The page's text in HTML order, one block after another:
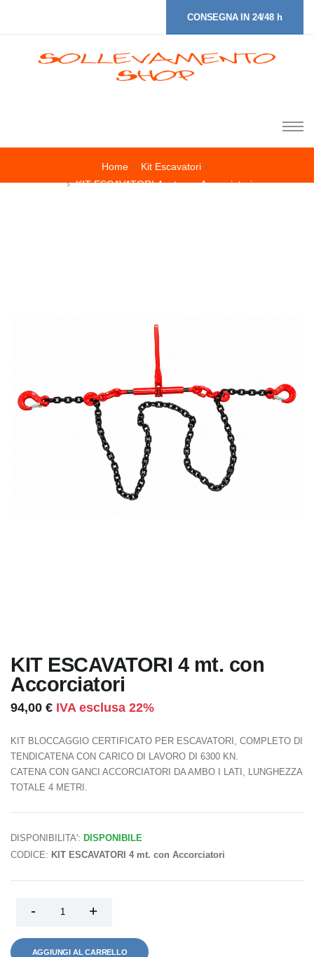
CONSEGNA IN 24/48 h
Home
Kit Escavatori
KIT ESCAVATORI 4 mt. con Accorciatori
KIT ESCAVATORI 4 mt. con
Accorciatori
94,00 € IVA esclusa 22%
KIT BLOCCAGGIO CERTIFICATO PER ESCAVATORI, COMPLETO DI
TENDICATENA CON CARICO DI LAVORO DI 6300 KN.
CATENA CON GANCI ACCORCIATORI DA AMBO I LATI, LUNGHEZZA
TOTALE 4 METRI.
DISPONIBILITA': DISPONIBILE
CODICE: KIT ESCAVATORI 4 mt. con Accorciatori
AGGIUNGI AL CARRELLO